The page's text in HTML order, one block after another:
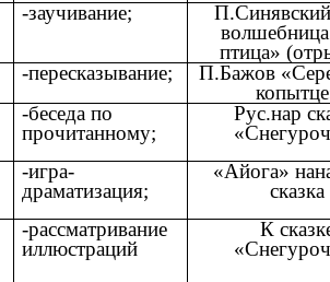
-заучивание;
птица»
-пересказывание;
П.Бажов
-беседа по
прочитанному;
Рус.нар
-игра-
драматизация;
«Айога»
сказка
-рассматривание
иллюстраций
К